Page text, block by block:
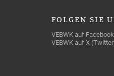
FOLGEN SIE
VEBWK auf Facebook
VEBWK auf X